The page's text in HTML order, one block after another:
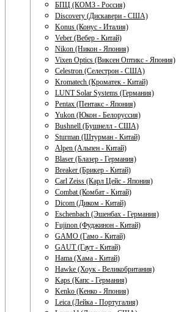
БПЦ (КОМЗ - Россия)
Discovery (Дискавери - США)
Konus (Конус - Италия)
Veber (Вебер - Китай)
Nikon (Никон - Япония)
Vixen Optics (Виксен Оптикс - Япония)
Celestron (Селестрон - США)
Kromatech (Кроматек - Китай)
LUNT Solar Systems (Германия)
Pentax (Пентакс - Япония)
Yukon (Юкон - Белоруссия)
Bushnell (Бушнелл - США)
Sturman (Штурман - Китай)
Alpen (Альпен - Китай)
Blaser (Блазер - Германия)
Breaker (Брикер - Китай)
Carl Zeiss (Карл Цейс - Япония)
Combat (Комбат - Китай)
Dicom (Диком - Китай)
Eschenbach (Эшенбах - Германия)
Fujinon (Фуджинон - Китай)
GAMO (Гамо - Китай)
GAUT (Гаут - Китай)
Hama (Хама - Китай)
Hawke (Хоук - Великобритания)
Kaps (Капс - Германия)
Kenko (Кенко - Япония)
Leica (Лейка - Португалия)